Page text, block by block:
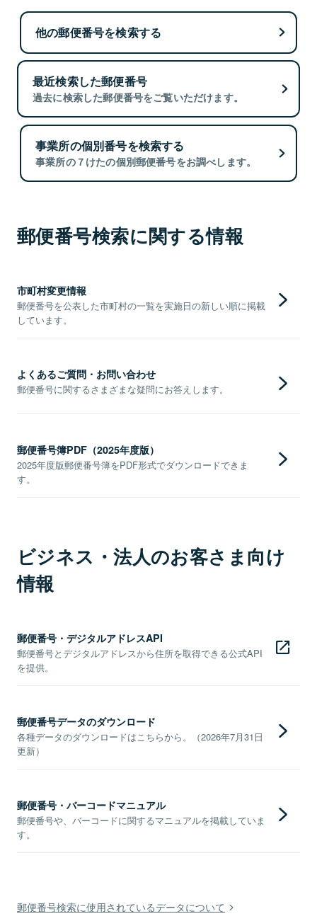
他の郵便番号を検索する
最近検索した郵便番号
過去に検索した郵便番号をご覧いただけます。
事業所の個別番号を検索する
事業所の７けたの個別郵便番号をお調べします。
郵便番号検索に関する情報
市町村変更情報
郵便番号を公表した市町村の一覧を実施日の新しい順に掲載
しています。
よくあるご質問・お問い合わせ
郵便番号に関するさまざまな疑問にお答えします。
郵便番号簿PDF（2025年度版）
2025年度版郵便番号簿をPDF形式でダウンロードできま
す。
ビジネス・法人のお客さま向け
情報
郵便番号・デジタルアドレスAPI
郵便番号とデジタルアドレスから住所を取得できる公式API
を提供。
郵便番号データのダウンロード
各種データのダウンロードはこちらから。（2026年7月31日
更新）
郵便番号・バーコードマニュアル
郵便番号や、バーコードに関するマニュアルを掲載していま
す。
郵便番号検索に使用されているデータについて